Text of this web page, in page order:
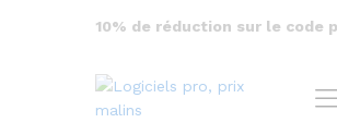
10% de réduction sur le code
Description